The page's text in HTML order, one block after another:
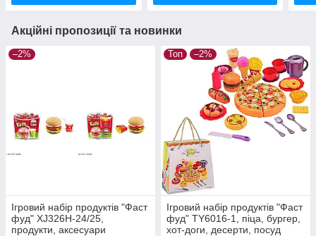
Акційні пропозиції та новинки
–2%
Ігровий набір продуктів "Фаст
фуд" XJ326H-24/25,
продукти, аксесуари
Топ –2%
Ігровий набір продуктів "Фаст
фуд" TY6016-1, піца, бургер,
хот-доги, десерти, посуд